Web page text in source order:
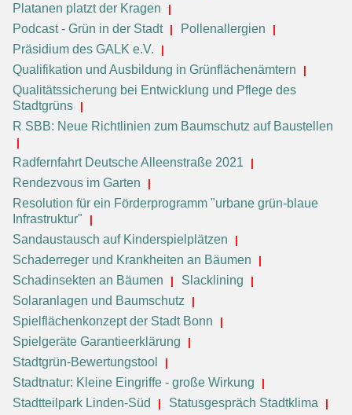
Platanen platzt der Kragen
Podcast - Grün in der Stadt
Pollenallergien
Präsidium des GALK e.V.
Qualifikation und Ausbildung in Grünflächenämtern
Qualitätssicherung bei Entwicklung und Pflege des
Stadtgrüns
R SBB: Neue Richtlinien zum Baumschutz auf Baustellen
Radfernfahrt Deutsche Alleenstraße 2021
Rendezvous im Garten
Resolution für ein Förderprogramm "urbane grün-blaue
Infrastruktur"
Sandaustausch auf Kinderspielplätzen
Schaderreger und Krankheiten an Bäumen
Schadinsekten an Bäumen
Slacklining
Solaranlagen und Baumschutz
Spielflächenkonzept der Stadt Bonn
Spielgeräte Garantieerklärung
Stadtgrün-Bewertungstool
Stadtnatur: Kleine Eingriffe - große Wirkung
Stadtteilpark Linden-Süd
Statusgespräch Stadtklima